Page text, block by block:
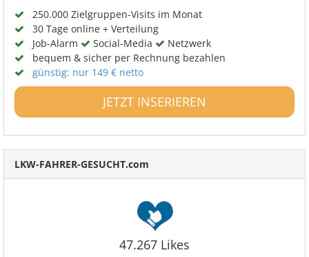
250.000 Zielgruppen-Visits im Monat
30 Tage online + Verteilung
Job-Alarm
Social-Media
Netzwerk
bequem & sicher per Rechnung bezahlen
günstig: nur 149 € netto
JETZT INSERIEREN
LKW-FAHRER-GESUCHT.com
47.267 Likes